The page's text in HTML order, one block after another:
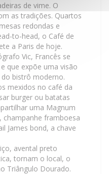
de vime. O
as tradições. Quartos
redondas e
to-head, o Café de
a Paris de hoje.
Vic, Francês se
que expõe uma visão
bistrô moderno.
mexidos no café da
burger ou batatas
uma Magnum
framboesa
James bond, a chave
avental preto
tornam o local, o
Triângulo Dourado.